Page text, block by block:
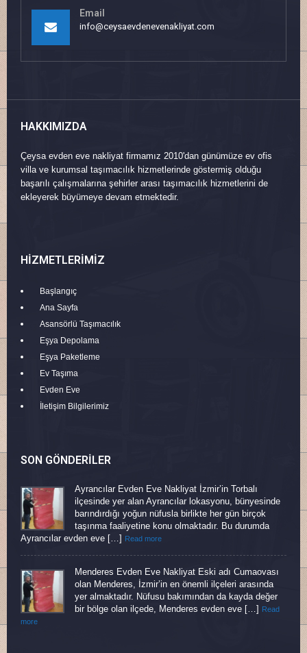
Email
info@ceysaevdenevenakliyat.com
HAKKIMIZDA
Çeysa evden eve nakliyat firmamız 2010'dan günümüze ev ofis
villa ve kurumsal taşımacılık hizmetlerinde göstermiş olduğu
başarılı çalışmalarına şehirler arası taşımacılık hizmetlerini de
ekleyerek büyümeye devam etmektedir.
HIZMETLERIMIZ
Başlangıç
Ana Sayfa
Asansörlü Taşımacılık
Eşya Depolama
Eşya Paketleme
Ev Taşıma
Evden Eve
İletişim Bilgilerimiz
SON GÖNDERILER
Ayrancılar Evden Eve Nakliyat İzmir’in Torbalı
ilçesinde yer alan Ayrancılar lokasyonu, bünyesinde
barındırdığı yoğun nüfusla birlikte her gün birçok
taşınma faaliyetine konu olmaktadır. Bu durumda
Ayrancılar evden eve […]
Read more
Menderes Evden Eve Nakliyat Eski adı Cumaovası
olan Menderes, İzmir’in en önemli ilçeleri arasında
yer almaktadır. Nüfusu bakımından da kayda değer
bir bölge olan ilçede, Menderes evden eve […]
Read
more